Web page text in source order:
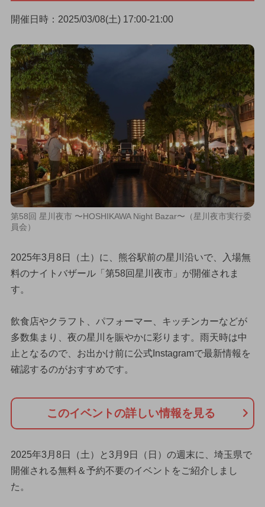
開催日時：2025/03/08(土) 17:00-21:00
第58回 星川夜市 〜HOSHIKAWA Night Bazar〜（星川夜市実行委
員会）
2025年3月8日（土）に、熊谷駅前の星川沿いで、入場無
料のナイトバザール「第58回星川夜市」が開催されま
す。
飲食店やクラフト、パフォーマー、キッチンカーなどが
多数集まり、夜の星川を賑やかに彩ります。雨天時は中
止となるので、お出かけ前に公式Instagramで最新情報を
確認するのがおすすめです。
このイベントの詳しい情報を見る
2025年3月8日（土）と3月9日（日）の週末に、埼玉県で
開催される無料＆予約不要のイベントをご紹介しまし
た。